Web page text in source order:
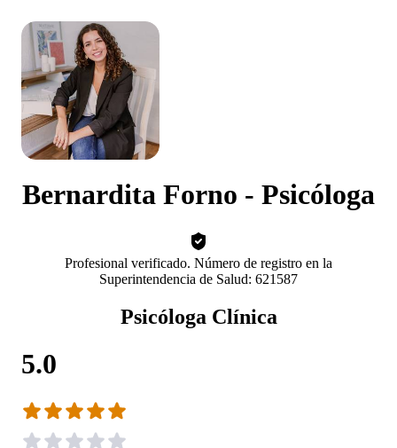
Bernardita Forno - Psicóloga
Profesional verificado. Número de registro en la
Superintendencia de Salud: 621587
Psicóloga Clínica
5.0